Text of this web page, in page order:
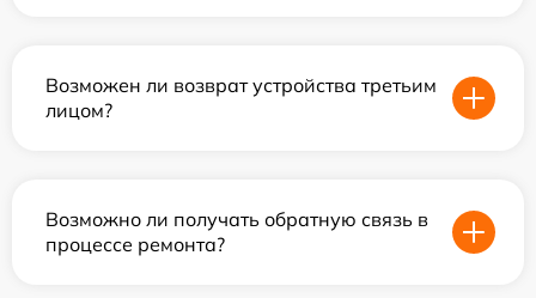
Возможен ли возврат устройства третьим
лицом?
Возможно ли получать обратную связь в
процессе ремонта?